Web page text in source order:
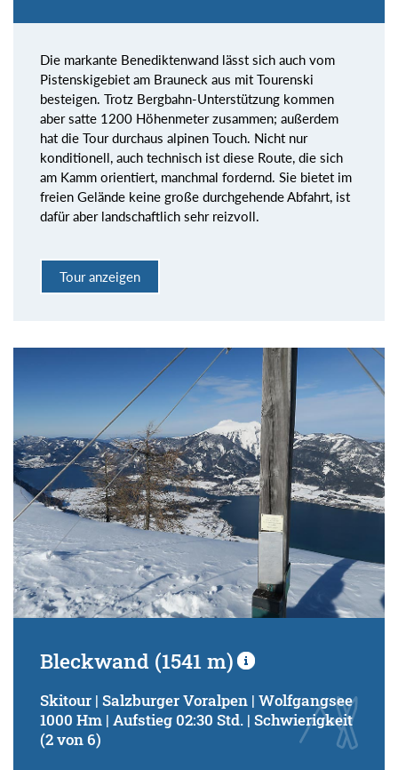
Die markante Benediktenwand lässt sich auch vom
Pistenskigebiet am Brauneck aus mit Tourenski
besteigen. Trotz Bergbahn-Unterstützung kommen
aber satte 1200 Höhenmeter zusammen; außerdem
hat die Tour durchaus alpinen Touch. Nicht nur
konditionell, auch technisch ist diese Route, die sich
am Kamm orientiert, manchmal fordernd. Sie bietet im
freien Gelände keine große durchgehende Abfahrt, ist
dafür aber landschaftlich sehr reizvoll.
Tour anzeigen
Bleckwand (1541 m)
Skitour | Salzburger Voralpen | Wolfgangsee
1000 Hm | Aufstieg 02:30 Std. | Schwierigkeit
(2 von 6)